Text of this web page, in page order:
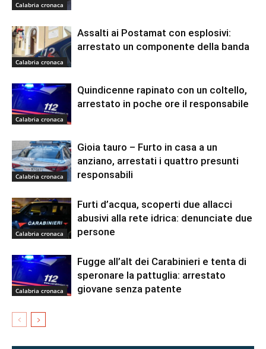
Calabria cronaca
Calabria cronaca
Assalti ai Postamat con esplosivi:
arrestato un componente della banda
Calabria cronaca
Quindicenne rapinato con un coltello,
arrestato in poche ore il responsabile
Calabria cronaca
Gioia tauro – Furto in casa a un
anziano, arrestati i quattro presunti
responsabili
Calabria cronaca
Furti d’acqua, scoperti due allacci
abusivi alla rete idrica: denunciate due
persone
Calabria cronaca
Fugge all’alt dei Carabinieri e tenta di
speronare la pattuglia: arrestato
giovane senza patente